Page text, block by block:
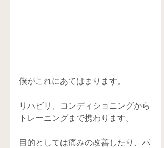
僕がこれにあてはまります。
リハビリ、コンディショニングから
トレーニングまで携わります。
目的としては痛みの改善したり、パ